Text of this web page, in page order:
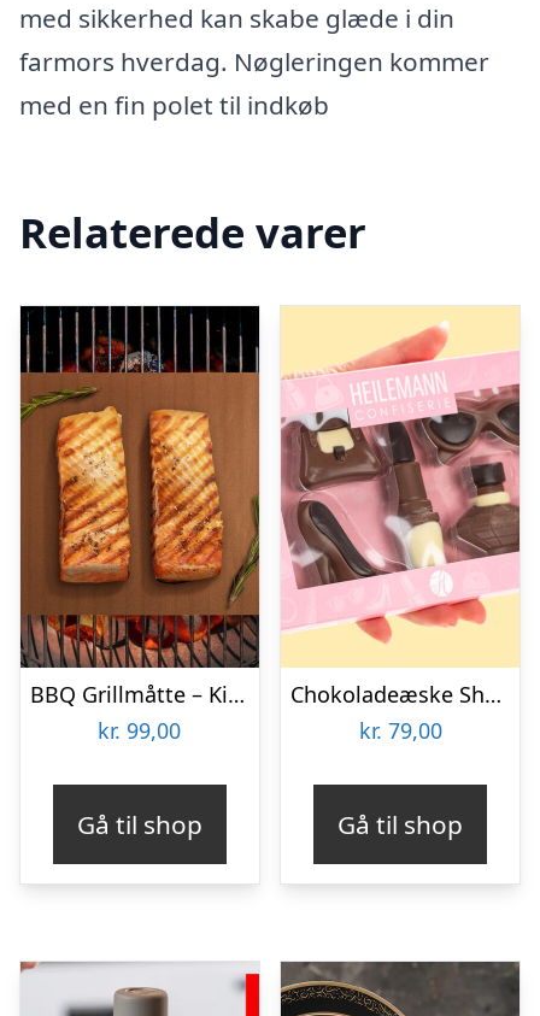
med sikkerhed kan skabe glæde i din
farmors hverdag. Nøgleringen kommer
med en fin polet til indkøb
Relaterede varer
BBQ Grillmåtte – KitchPro
kr. 99,00
Gå til shop
Chokoladeæske Shopping
kr. 79,00
Gå til shop